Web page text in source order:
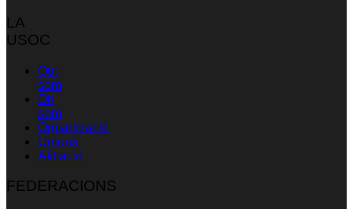
LA
USOC
Qui
som
On
som
Organització
Unions
Afiliació
FEDERACIONS